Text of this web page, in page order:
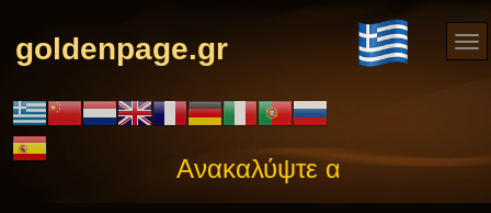
goldenpage.gr
Ανακαλύψτε αυτό που